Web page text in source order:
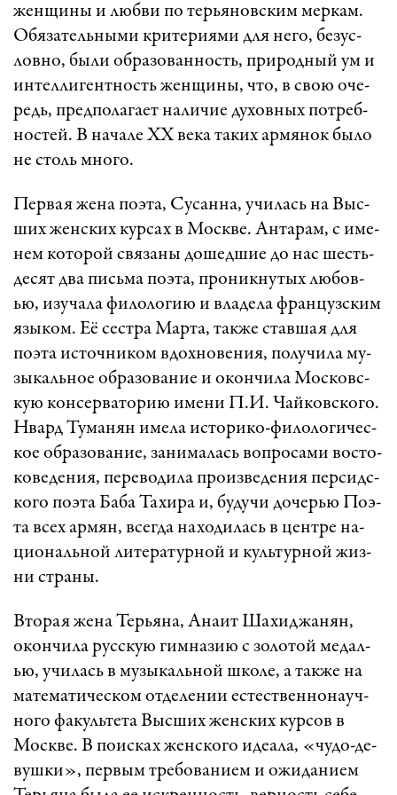
жен­щи­ны и люб­ви по тер­ья­новс­ким мер­кам.
Обя­за­тель­ны­ми кри­те­ри­я­ми для не­го, бе­зус­
лов­но, бы­ли об­ра­зо­ван­ность, при­род­ный ум и
ин­тел­ли­гент­ность жен­щи­ны, что, в свою оче­
редь, пред­по­ла­га­ет на­ли­чие ду­хов­ных пот­реб­
нос­тей. В на­ча­ле XX ве­ка та­ких ар­мя­нок бы­ло
не столь мно­го.
Пер­вая же­на по­э­та, Су­сан­на, учи­лась на Выс­
ших женс­ких кур­сах в Моск­ве. Ан­та­рам, с име­
нем ко­то­рой свя­за­ны до­шед­шие до нас шесть­
де­сят два пись­ма по­э­та, про­ник­ну­тых лю­бов­
ью, изу­ча­ла фи­ло­ло­гию и вла­де­ла фран­цузс­ким
язы­ком. Её сест­ра Мар­та, так­же став­шая для
по­э­та ис­точ­ни­ком вдох­но­ве­ни­я, по­лу­чи­ла му­
зы­каль­ное об­ра­зо­ва­ние и окон­чи­ла Мос­ковс­
кую кон­сер­ва­то­рию име­ни П.И. Чай­ковс­ко­го.
Нвард Ту­ма­нян име­ла ис­то­ри­ко-фи­ло­ло­ги­чес­
кое об­ра­зо­ва­ни­е, за­ни­ма­лась воп­ро­са­ми вос­то­
ко­ве­де­ни­я, пе­ре­во­ди­ла про­из­ве­де­ния пер­сидс­
ко­го по­э­та Ба­ба Та­хи­ра и, бу­ду­чи до­чер­ью По­э­
та всех ар­мян, всег­да на­хо­ди­лась в цент­ре на­
ци­о­наль­ной ли­те­ра­тур­ной и куль­тур­ной жиз­
ни ст­ра­ны.
В­то­рая же­на Тер­ья­на, Ана­ит Ша­хид­жа­нян,
окон­чи­ла русс­кую гим­на­зию с зо­ло­той ме­дал­
ью, учи­лась в му­зы­каль­ной шко­ле, а так­же на
ма­те­ма­ти­чес­ком от­де­ле­нии ес­тест­вен­но­на­уч­
но­го фа­куль­те­та Выс­ших женс­ких кур­сов в
Моск­ве. В по­ис­ках женс­ко­го иде­а­ла, «­чу­до-де­
вуш­ки», пер­вым тре­бо­ва­ни­ем и ожи­да­ни­ем